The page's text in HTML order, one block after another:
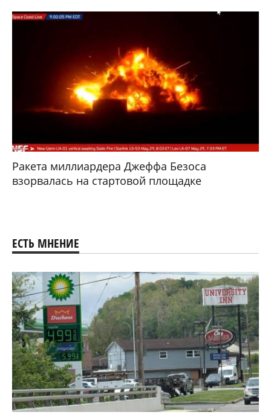
Ракета миллиардера Джеффа Безоса
взорвалась на стартовой площадке
ЕСТЬ МНЕНИЕ